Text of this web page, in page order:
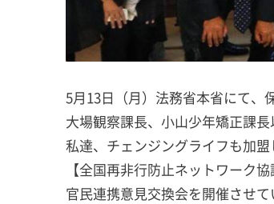
5月13日（月）法務省本省にて、
大場観察課長、小山少年矯正課
私達、チェンジングライフも加盟
【全国再非行防止ネットワーク協
官民連携意見交換会を開催させて